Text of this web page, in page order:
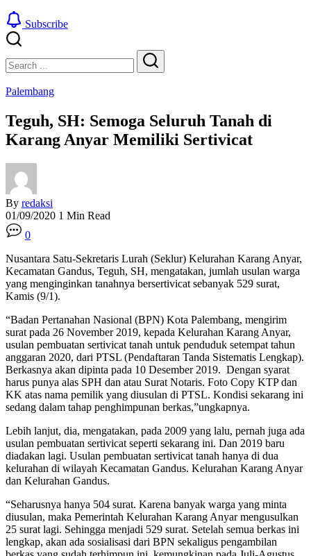
Subscribe
Search
Search
Palembang
Teguh, SH: Semoga Seluruh Tanah di
Karang Anyar Memiliki Sertivicat
By redaksi
01/09/2020 1 Min Read
0
Nusantara Satu-Sekretaris Lurah (Seklur) Kelurahan Karang Anyar,
Kecamatan Gandus, Teguh, SH, mengatakan, jumlah usulan warga
yang menginginkan tanahnya bersertivicat sebanyak 529 surat,
Kamis (9/1).
“Badan Pertanahan Nasional (BPN) Kota Palembang, mengirim
surat pada 26 November 2019, kepada Kelurahan Karang Anyar,
usulan pembuatan sertivicat tanah untuk penduduk setempat tahun
anggaran 2020, dari PTSL (Pendaftaran Tanda Sistematis Lengkap).
Berkasnya akan dipinta pada 10 Desember 2019. Dengan syarat
harus punya alas SPH dan atau Surat Notaris. Foto Copy KTP dan
KK atas nama pemilik yang diusulan di PTSL. Kondisi sekarang ini
sedang dalam tahap penghimpunan berkas,”ungkapnya.
Lebih lanjut, dia, mengatakan, pada 2009 yang lalu, pernah juga ada
usulan pembuatan sertivicat seperti sekarang ini. Dan 2019 baru
diadakan lagi. Usulan pembuatan sertivicat tanah hanya di dua
kelurahan di wilayah Kecamatan Gandus. Kelurahan Karang Anyar
dan Kelurahan Gandus.
“Seharusnya hanya 504 surat. Karena banyak warga yang minta
diusulan, maka Pemerintah Kelurahan Karang Anyar mengusulkan
25 surat lagi. Sehingga menjadi 529 surat. Setelah semua berkas ini
lengkap, akan ada sosialisasi dari BPN sekaligus pengambilan